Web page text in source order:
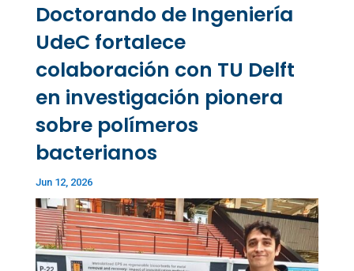
Doctorando de Ingeniería
UdeC fortalece
colaboración con TU Delft
en investigación pionera
sobre polímeros
bacterianos
Jun 12, 2026